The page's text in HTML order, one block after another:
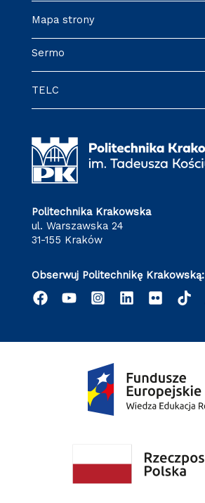
Mapa strony
Sermo
TELC
Politechnika Krakowska
ul. Warszawska 24
31-155 Kraków
Obserwuj Politechnikę Krakowską: